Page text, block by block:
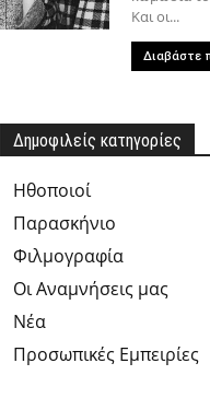
Και οι...
Διαβάστε
Δημοφιλείς κατηγορίες
Hθοποιοί
Παρασκήνιο
Φιλμογραφία
Οι Αναμνήσεις μας
Νέα
Προσωπικές Εμπειρίες